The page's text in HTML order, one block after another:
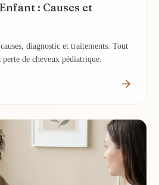
: Causes et
diagnostic et traitements. Tout
de cheveux pédiatrique.